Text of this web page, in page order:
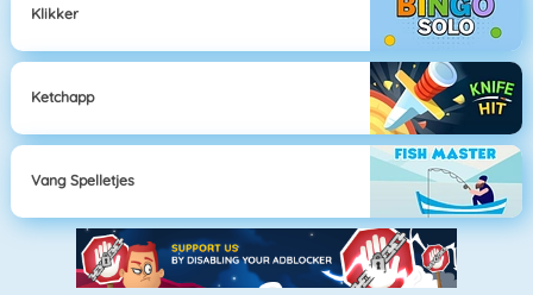
Klikker
Ketchapp
Vang Spelletjes